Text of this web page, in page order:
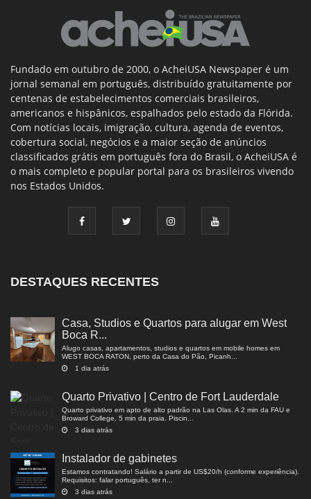
Fundado em outubro de 2000, o AcheiUSA Newspaper é um
jornal semanal em português, distribuído gratuitamente por
centenas de estabelecimentos comerciais brasileiros,
americanos e hispânicos, espalhados pelo estado da Flórida.
Com notícias locais, imigração, cultura, agenda de eventos,
cobertura social, negócios e a maior seção de anúncios
classificados grátis em português fora do Brasil, o AcheiUSA é
o mais completo e popular portal para os brasileiros vivendo
nos Estados Unidos.
DESTAQUES RECENTES
Casa, Studios e Quartos para alugar em West
Boca R...
Alugo casas, apartamentos, studios e quartos em mobile homes em
WEST BOCA RATON, perto da Casa do Pão, Picanh...
1 dia atrás
Quarto Privativo | Centro de Fort Lauderdale
Quarto privativo em apto de alto padrão na Las Olas. A 2 min da FAU e
Broward College, 5 min da praia. Piscin...
3 dias atrás
Instalador de gabinetes
Estamos contratando! Salário a partir de US$20/h (conforme experiência).
Requisitos: falar português, ter n...
3 dias atrás